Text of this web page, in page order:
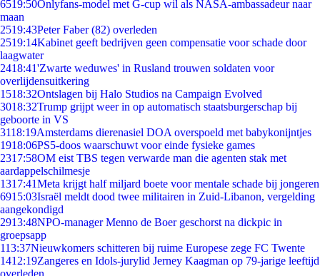
6519:50Onlyfans-model met G-cup wil als NASA-ambassadeur naar
maan
2519:43Peter Faber (82) overleden
2519:14Kabinet geeft bedrijven geen compensatie voor schade door
laagwater
2418:41'Zwarte weduwes' in Rusland trouwen soldaten voor
overlijdensuitkering
1518:32Ontslagen bij Halo Studios na Campaign Evolved
3018:32Trump grijpt weer in op automatisch staatsburgerschap bij
geboorte in VS
3118:19Amsterdams dierenasiel DOA overspoeld met babykonijntjes
1918:06PS5-doos waarschuwt voor einde fysieke games
2317:58OM eist TBS tegen verwarde man die agenten stak met
aardappelschilmesje
1317:41Meta krijgt half miljard boete voor mentale schade bij jongeren
6915:03Israël meldt dood twee militairen in Zuid-Libanon, vergelding
aangekondigd
2913:48NPO-manager Menno de Boer geschorst na dickpic in
groepsapp
113:37Nieuwkomers schitteren bij ruime Europese zege FC Twente
1412:19Zangeres en Idols-jurylid Jerney Kaagman op 79-jarige leeftijd
overleden